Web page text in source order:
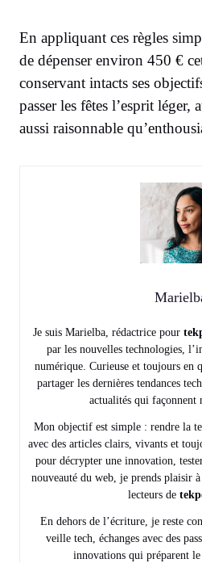
En appliquant ces règles
de dépenser environ 450 €
conservant intacts ses
passer les fêtes l’esprit léger,
aussi raisonnable
Je suis Marielba, rédactrice pour
par les nouvelles technologies,
numérique. Curieuse et toujours en
partager les dernières tendances
actualités qui façonnent
Mon objectif est simple : rendre la
avec des articles clairs, vivants et
pour décrypter une innovation,
nouveauté du web, je prends plaisir
lecteurs de
En dehors de l’écriture, je reste
veille tech, échanges avec des
innovations qui préparent